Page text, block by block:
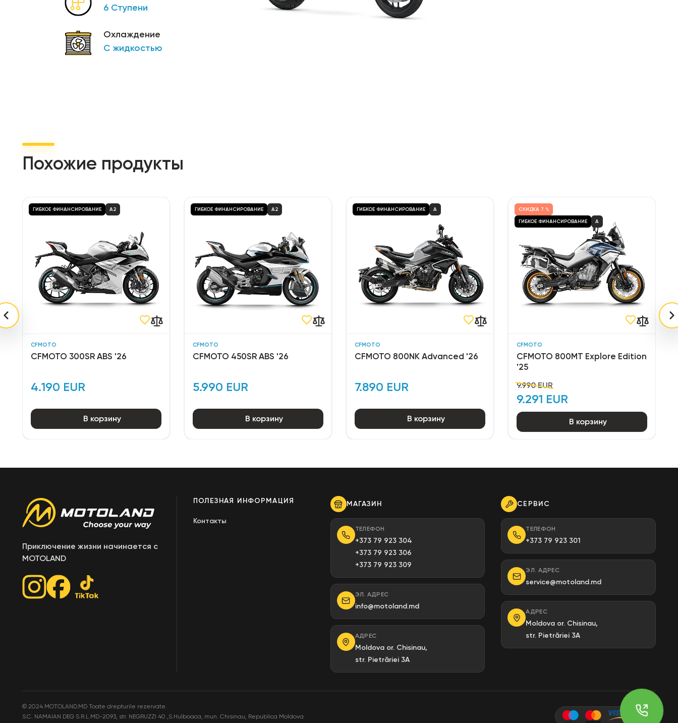
6 Ступени
Охлаждение
С жидкостью
Похожие продукты
CFMOTO
CFMOTO 300SR ABS '26
4.190 EUR
ГИБКОЕ ФИНАНСИРОВАНИЕ A2
В корзину
CFMOTO
CFMOTO 450SR ABS '26
5.990 EUR
ГИБКОЕ ФИНАНСИРОВАНИЕ A2
В корзину
CFMOTO
CFMOTO 800NK Advanced '26
7.890 EUR
ГИБКОЕ ФИНАНСИРОВАНИЕ A
В корзину
CFMOTO
CFMOTO 800MT Explore Edition
'25
9.990 EUR
9.291 EUR
СКИДКА 7 %
ГИБКОЕ ФИНАНСИРОВАНИЕ
A
В корзину
Приключение жизни начинается с
MOTOLAND
ПОЛЕЗНАЯ ИНФОРМАЦИЯ
Контакты
МАГАЗИН
ТЕЛЕФОН
+373 79 923 304
+373 79 923 306
+373 79 923 309
ЭЛ. АДРЕС
info@motoland.md
АДРЕС
Moldova or. Chisinau,
str. Pietrăriei 3A
СЕРВИС
ТЕЛЕФОН
+373 79 923 301
ЭЛ. АДРЕС
service@motoland.md
АДРЕС
Moldova or. Chisinau,
str. Pietrăriei 3A
© 2024 MOTOLAND.MD Toate drepturile rezervate.
S.C. NAMAIAN DEG S.R.L.MD-2093, str. NEGRUZZI 40 ,S.Hulboaca, mun. Chisinau, Republica Moldova